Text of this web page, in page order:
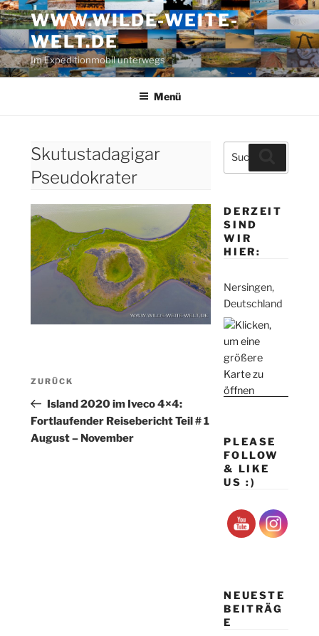
Zum
Inhalt
springen
WWW.WILDE-WEITE-
WELT.DE
Im Expeditionmobil unterwegs
Menü
Skutustadagigar
Pseudokrater
Beitragsnavigation
Vorheriger
Beitrag
ZURÜCK
Island 2020 im Iveco 4×4:
Fortlaufender Reisebericht Teil # 1
August – November
Suche
nach:
DERZEIT
SIND
WIR
HIER:
Nersingen,
Deutschland
PLEASE
FOLLOW
& LIKE
US :)
NEUESTE
BEITRÄG
E